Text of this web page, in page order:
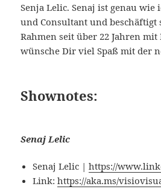
Senja Lelic. Senaj ist genau wie
und Consultant und beschäftigt
Rahmen seit über 22 Jahren
wünsche Dir viel Spaß mit der
Shownotes:
Senaj Lelic
Senaj Lelic |https://
Link:https://aka.ms/